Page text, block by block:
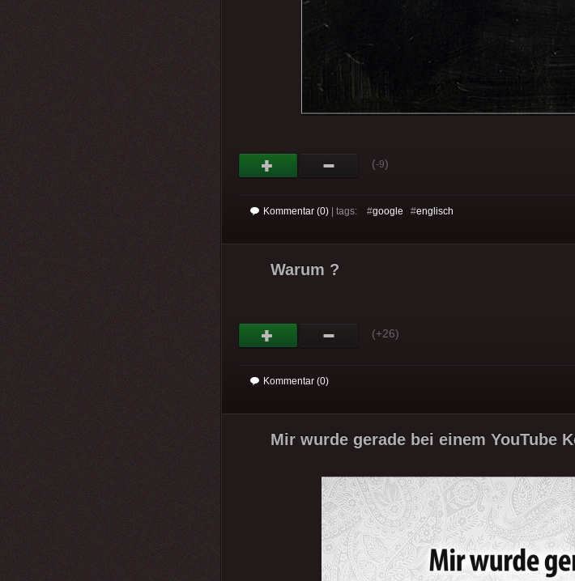
(-9)
Kommentar (0) | tags: #google #englisch
Warum ?
(+26)
Kommentar (0)
Mir wurde gerade bei einem YouTube